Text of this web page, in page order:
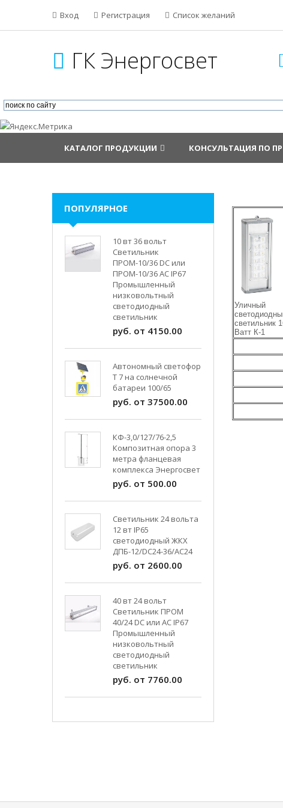
Вход Регистрация Список желаний
ГК Энергосвет
КАТАЛОГ ПРОДУКЦИИ КОНСУЛЬТАЦИЯ ПО
Уличный
светильник
Ватт К-1
ПОПУЛЯРНОЕ
10 вт 36 вольт
Светильник
ПРОМ-10/36 DC или
ПРОМ-10/36 AC IP67
Промышленный
низковольтный
светодиодный
светильник
руб. от 4150.00
Автономный светофор
Т 7 на солнечной
батареи 100/65
руб. от 37500.00
КФ-3,0/127/76-2,5
Композитная опора 3
метра фланцевая
комплекса Энергосвет
руб. от 500.00
Светильник 24 вольта
12 вт IP65
светодиодный ЖКХ
ДПБ-12/DC24-36/АС24
руб. от 2600.00
40 вт 24 вольт
Светильник ПРОМ
40/24 DC или AC IP67
Промышленный
низковольтный
светодиодный
светильник
руб. от 7760.00